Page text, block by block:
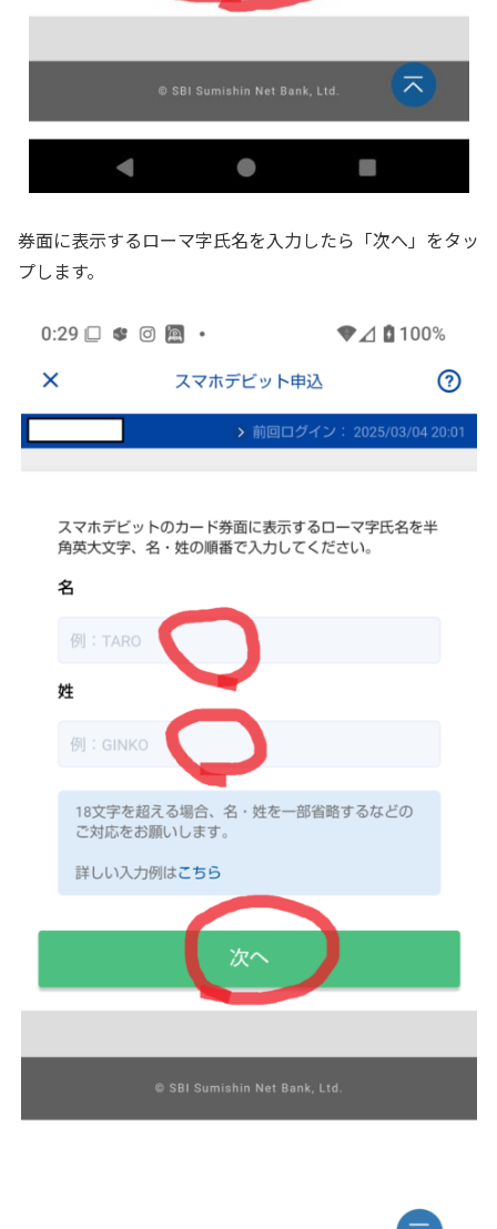
券面に表示するローマ字氏名を入力したら「次へ」をタッ
プします。